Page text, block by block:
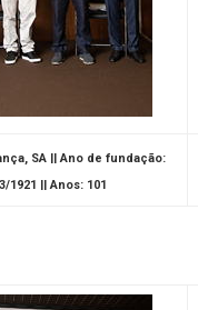
SA || Ano de fundação:
1921 || Anos: 101